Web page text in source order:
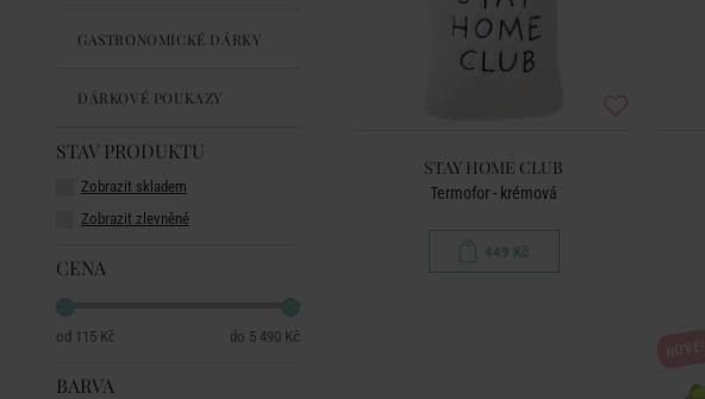
GASTRONOMICKÉ DÁRKY
DÁRKOVÉ POUKAZY
STAV PRODUKTU
Zobrazit skladem
Zobrazit zlevněné
CENA
115 Kč 5 490 Kč
BARVA
STAY HOME CLUB
Termofor - krémová
449 Kč